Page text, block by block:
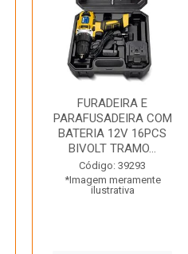
FURADEIRA E
PARAFUSADEIRA COM
BATERIA 12V 16PCS
BIVOLT TRAMO...
Código: 39293
*Imagem meramente
ilustrativa